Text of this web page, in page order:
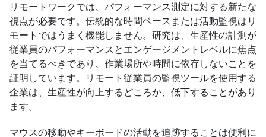
リモートワークでは、パフォーマンス測定に対する新たな
視点が必要です。伝統的な時間ベースまたは活動監視はリ
モートではうまく機能しません。研究は、生産性の計測が
従業員のパフォーマンスとエンゲージメントレベルに焦点
を当てるべきであり、作業場所や時間に依存しないことを
証明しています。リモート従業員の監視ツールを使用する
企業は、生産性が向上するどころか、低下することがあり
ます。
マウスの移動やキーボードの活動を追跡することは便利に